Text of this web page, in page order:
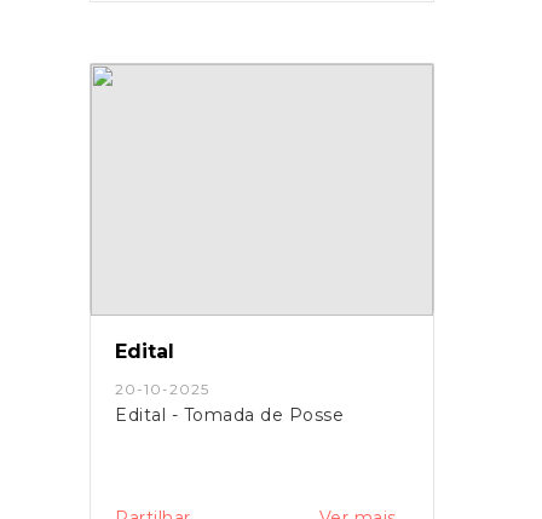
Edital
20-10-2025
Edital - Tomada de Posse